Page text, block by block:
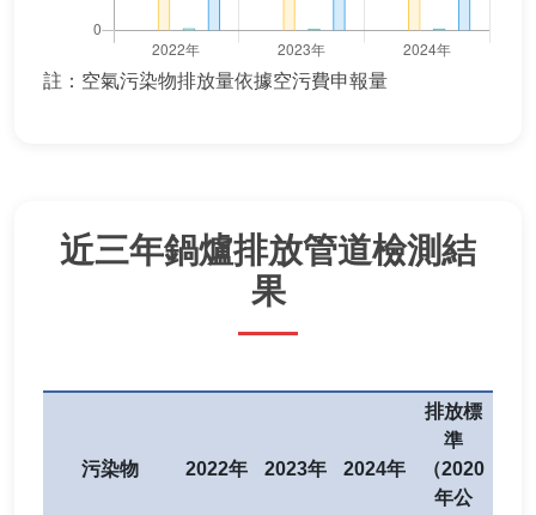
註：空氣污染物排放量依據空污費申報量
近三年鍋爐排放管道檢測結
果
污染物 2022年 2023年 2024年
排放標
準
（2020
年公